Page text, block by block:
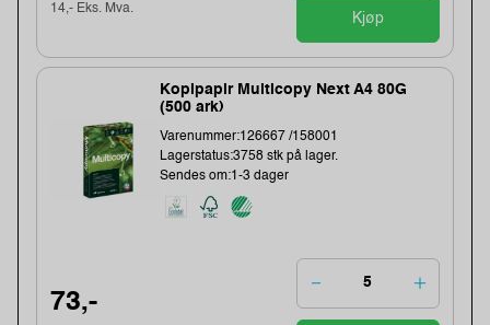
14,- Eks. Mva.
Kjøp
Kopipapir Multicopy Next A4 80G
(500 ark)
Varenummer:126667 /158001
Lagerstatus:3758 stk på lager.
Sendes om:1-3 dager
73,-